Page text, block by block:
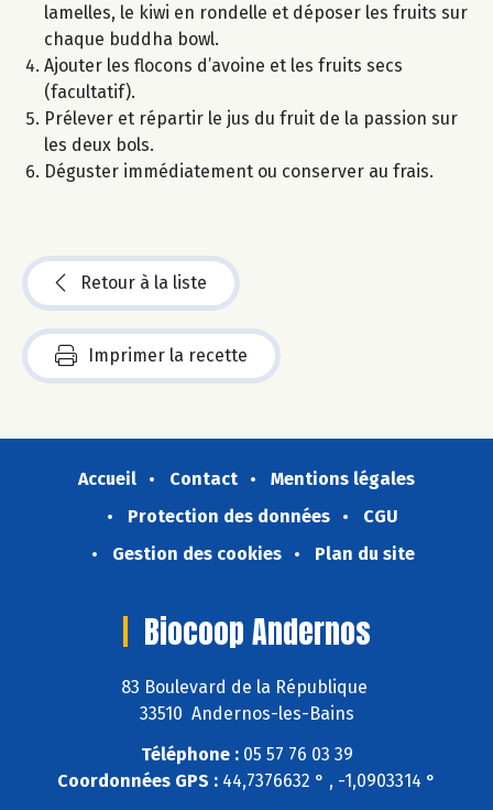
lamelles, le kiwi en rondelle et déposer les fruits sur
chaque buddha bowl.
Ajouter les flocons d’avoine et les fruits secs
(facultatif).
Prélever et répartir le jus du fruit de la passion sur
les deux bols.
Déguster immédiatement ou conserver au frais.
Retour à la liste
Imprimer la recette
Accueil Contact
Mentions légales
Protection des données
CGU
Gestion des cookies
Plan du site
Biocoop Andernos
83 Boulevard de la République
33510 Andernos-les-Bains
Téléphone :05 57 76 03 39
Coordonnées GPS : 44,7376632 ° , -1,0903314 °